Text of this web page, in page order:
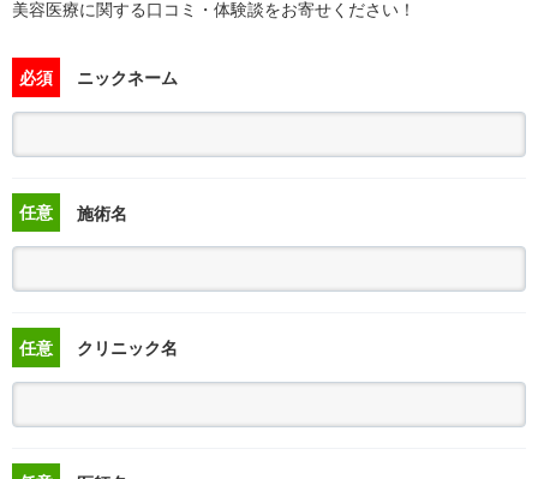
美容医療に関する口コミ・体験談をお寄せください！
必須 ニックネーム
任意 施術名
任意 クリニック名